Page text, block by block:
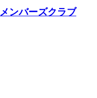
ンバーズクラブ